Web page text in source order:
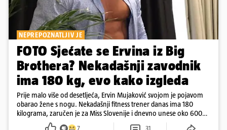
NEPREPOZNATLJIV JE
FOTO Sjećate se Ervina iz Big
Brothera? Nekadašnji zavodnik
ima 180 kg, evo kako izgleda
Prije malo više od desetljeća, Ervin Mujaković svojom je pojavom
obarao žene s nogu. Nekadašnji fitness trener danas ima 180
kilograma, zaručen je za Miss Slovenije i dnevno unese oko 6000
7 31